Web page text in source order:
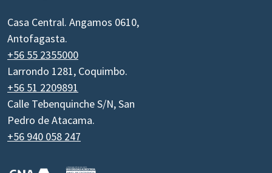
Casa Central. Angamos 0610,
Antofagasta.
+56 55 2355000
Larrondo 1281, Coquimbo.
+56 51 2209891
Calle Tebenquinche S/N, San
Pedro de Atacama.
+56 940 058 247